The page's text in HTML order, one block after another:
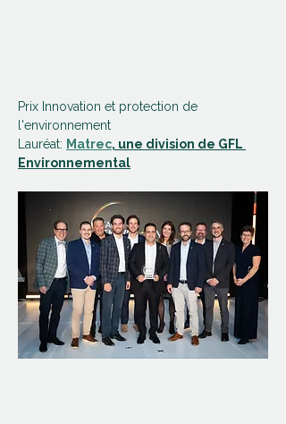
Prix Innovation et protection de
l'environnement
Lauréat: Matrec, une division de GFL
Environnemental